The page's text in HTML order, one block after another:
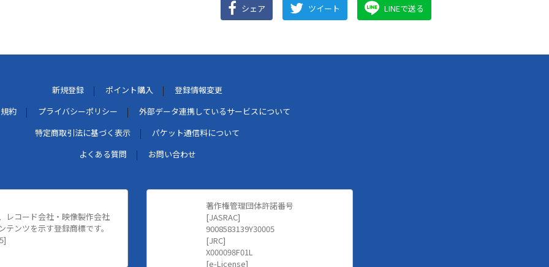
シェア ツイート LINEで送る
新規登録 ポイント購入
登録情報変更
約
プライバシーポリシー
外部データ連携しているサービスについて
特定商取引法に基づく表示
パケット通信料について
よくある質問
お問い合わせ
レコード会社・映像製作会社
テンツを示す登録商標です。
著作権管理団体許諾番号
[JASRAC]
9008583139Y30005
[JRC]
X000098F01L
[e-License]